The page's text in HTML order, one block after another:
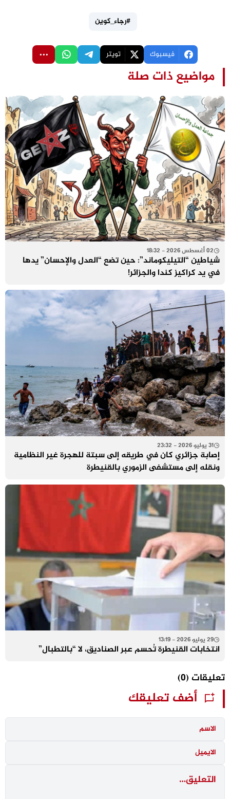
#رجاء_كوين
فيسبوك تويتر
مواضيع ذات صلة
02 أغسطس 2026 - 18:32
شياطين “التيليكوماند”: حين تضع “العدل والإحسان” يدها
في يد كراكيز كندا والجزائر!
31 يوليو 2026 - 23:32
إصابة جزائري كان في طريقه إلى سبتة للهجرة غير النظامية
ونقله إلى مستشفى الزموري بالقنيطرة
29 يوليو 2026 - 13:19
انتخابات القنيطرة تُحسم عبر الصناديق، لا “بالتطبال”
تعليقات (0)
أضف تعليقك